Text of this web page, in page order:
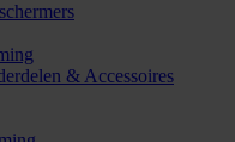
& Accessoires